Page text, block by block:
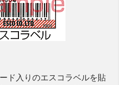
ド入りのエスコラベルを貼